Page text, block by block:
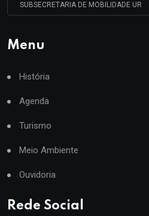
SUBSECRETARIA DE MOBILIDADE UR
Menu
História
Agenda
Turismo
Meio Ambiente
Ouvidoria
Rede Social